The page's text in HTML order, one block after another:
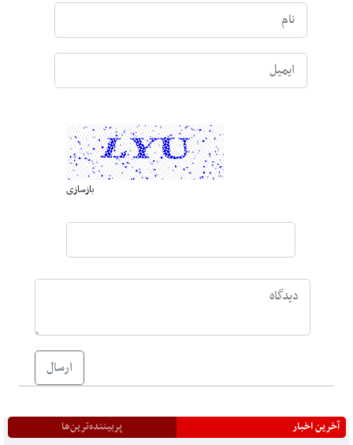
بازسازی
ارسال
آخرین اخبار
پربیننده‌ترین‌ها